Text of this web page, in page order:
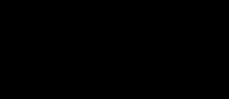
- Take me away!